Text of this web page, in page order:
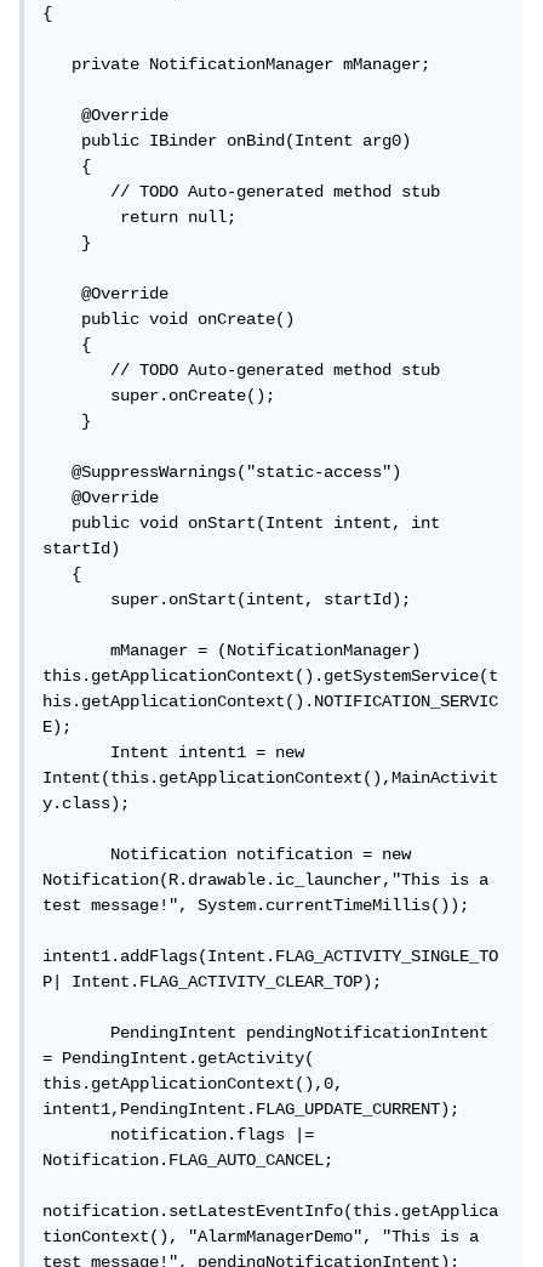
{
   private NotificationManager mManager;
    @Override
    public IBinder onBind(Intent arg0)
    {
       // TODO Auto-generated method stub
        return null;
    }
    @Override
    public void onCreate()
    {
       // TODO Auto-generated method stub
       super.onCreate();
    }
   @SuppressWarnings("static-access")
   @Override
   public void onStart(Intent intent, int
startId)
   {
       super.onStart(intent, startId);
       mManager = (NotificationManager)
this.getApplicationContext().getSystemService(t
his.getApplicationContext().NOTIFICATION_SERVIC
E);
       Intent intent1 = new
Intent(this.getApplicationContext(),MainActivit
y.class);
       Notification notification = new
Notification(R.drawable.ic_launcher,"This is a
test message!", System.currentTimeMillis());
intent1.addFlags(Intent.FLAG_ACTIVITY_SINGLE_TO
P| Intent.FLAG_ACTIVITY_CLEAR_TOP);
       PendingIntent pendingNotificationIntent
= PendingIntent.getActivity(
this.getApplicationContext(),0,
intent1,PendingIntent.FLAG_UPDATE_CURRENT);
       notification.flags |=
Notification.FLAG_AUTO_CANCEL;
notification.setLatestEventInfo(this.getApplica
tionContext(), "AlarmManagerDemo", "This is a
test message!", pendingNotificationIntent);